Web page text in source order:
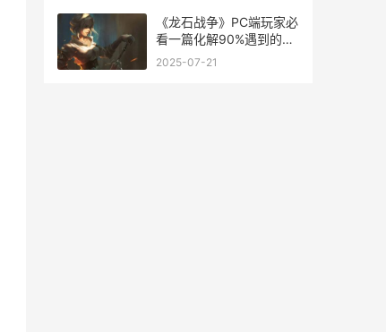
《龙石战争》PC端玩家必
看一篇化解90%遇到的问
题 龙战争手游下载
2025-07-21